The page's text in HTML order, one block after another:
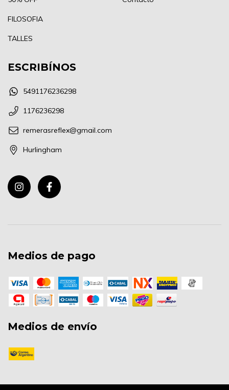
FILOSOFIA
TALLES
ESCRIBÍNOS
5491176236298
1176236298
remerasreflex@gmail.com
Hurlingham
Medios de pago
Medios de envío